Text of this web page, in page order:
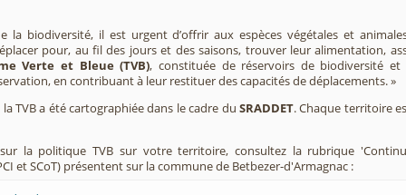
la biodiversité, il est urgent d’offrir aux espèces végétales et
pour, au fil des jours et des saisons, trouver leur alimentation,
Verte et Bleue (TVB), constituée de réservoirs de biodiversité
en contribuant à leur restituer des capacités de déplacements. »
TVB a été cartographiée dans le cadre du SRADDET. Chaque territoire
la politique TVB sur votre territoire, consultez la rubrique
et SCoT) présentent sur la commune de Betbezer-d'Armagnac :